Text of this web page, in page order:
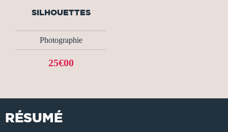
SILHOUETTES
Photographie
25€00
RÉSUMÉ